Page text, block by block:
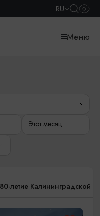
RU
Меню
Этот месяц
80-летие Калининградской